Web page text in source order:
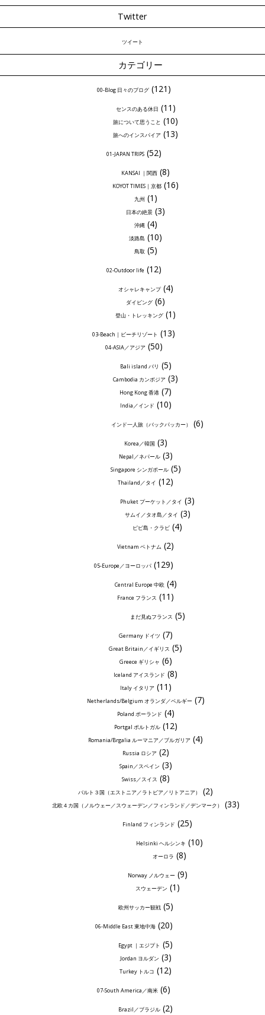
Twitter
ツイート
カテゴリー
00-Blog 日々のブログ(121)
センスのある休日 (11)
旅について思うこと (10)
旅へのインスパイア (13)
01-JAPAN TRIPS(52)
KANSAI ｜関西 (8)
KOYOT TIMES｜京都 (16)
九州 (1)
日本の絶景 (3)
沖縄(4)
淡路島 (10)
鳥取 (5)
02-Outdoor life(12)
オシャレキャンプ(4)
ダイビング (6)
登山・トレッキング (1)
03-Beach｜ビーチリゾート (13)
04-ASIA／アジア(50)
Bali island バリ (5)
Cambodia カンボジア (3)
Hong Kong 香港 (7)
India／インド (10)
インド一人旅（バックパッカー） (6)
Korea／韓国 (3)
Nepal／ネパール(3)
Singapore シンガポール(5)
Thailand／タイ (12)
Phuket プーケット／タイ (3)
サムイ／タオ島／タイ (3)
ピピ島・クラビ (4)
Vietnam ベトナム (2)
05-Europe／ヨーロッパ (129)
Central Europe 中欧 (4)
France フランス (11)
まだ見ぬフランス (5)
Germany ドイツ (7)
Great Britain／イギリス (5)
Greece ギリシャ (6)
Iceland アイスランド (8)
Italy イタリア(11)
Netherlands/Belgium オランダ／ベルギー(7)
Poland ポーランド (4)
Portgal ポルトガル(12)
Romania/Brgalia ルーマニア／ブルガリア (4)
Russia ロシア(2)
Spain／スペイン (3)
Swiss／スイス (8)
バルト３国（エストニア／ラトビア／リトアニア） (2)
北欧４カ国（ノルウェー／スウェーデン／フィンランド／デンマーク） (33)
Finland フィンランド (25)
Helsinki ヘルシンキ (10)
オーロラ (8)
Norway ノルウェー(9)
スウェーデン (1)
欧州サッカー観戦(5)
06-Middle East 東地中海(20)
Egypt ｜エジプト (5)
Jordan ヨルダン (3)
Turkey トルコ (12)
07-South America／南米 (6)
Brazil／ブラジル (2)